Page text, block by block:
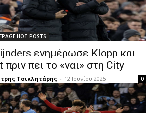
HOT POSTS
ενημέρωσε Klopp και
πριν πει το «ναι» στη City
Τσικλητάρης - 12 Ιουνίου 2025 0